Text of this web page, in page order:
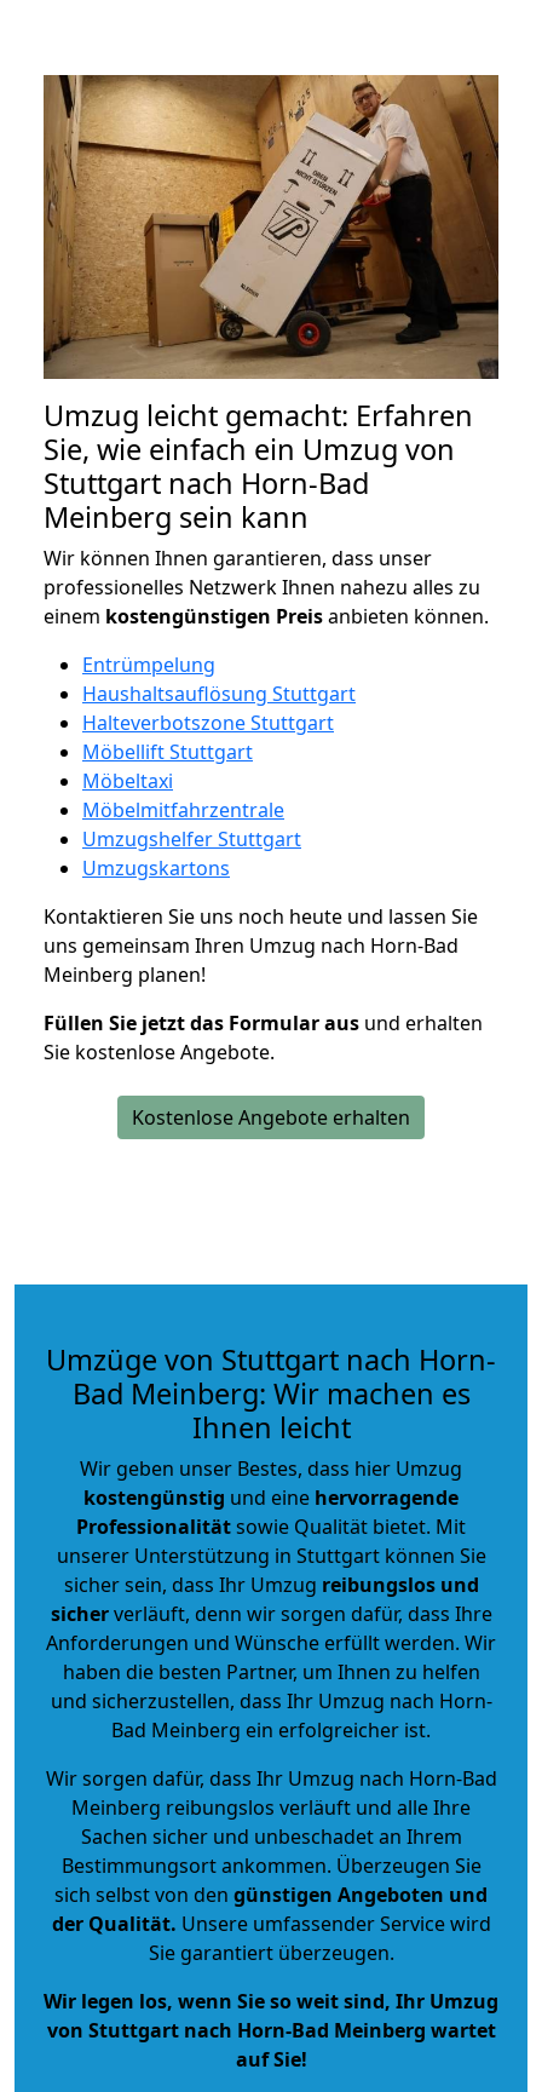
Umzug leicht gemacht: Erfahren
Sie, wie einfach ein Umzug von
Stuttgart nach Horn-Bad
Meinberg sein kann
Wir können Ihnen garantieren, dass unser
professionelles Netzwerk Ihnen nahezu alles zu
einem kostengünstigen Preisanbieten können.
Entrümpelung
Haushaltsauflösung Stuttgart
Halteverbotszone Stuttgart
Möbellift Stuttgart
Möbeltaxi
Möbelmitfahrzentrale
Umzugshelfer Stuttgart
Umzugskartons
Kontaktieren Sie uns noch heute und lassen Sie
uns gemeinsam Ihren Umzug nach Horn-Bad
Meinberg planen!
Füllen Sie jetzt das Formular aus und erhalten
Sie kostenlose Angebote.
Kostenlose Angebote erhalten
Umzüge von Stuttgart nach Horn-
Bad Meinberg: Wir machen es
Ihnen leicht
Wir geben unser Bestes, dass hier Umzug
kostengünstig und eine hervorragende
Professionalitätsowie Qualität bietet. Mit
unserer Unterstützung in Stuttgart können Sie
sicher sein, dass Ihr Umzug reibungslos und
sicherverläuft, denn wir sorgen dafür, dass Ihre
Anforderungen und Wünsche erfüllt werden. Wir
haben die besten Partner, um Ihnen zu helfen
und sicherzustellen, dass Ihr Umzug nach Horn-
Bad Meinberg ein erfolgreicher ist.
Wir sorgen dafür, dass Ihr Umzug nach Horn-Bad
Meinberg reibungslos verläuft und alle Ihre
Sachen sicher und unbeschadet an Ihrem
Bestimmungsort ankommen. Überzeugen Sie
sich selbst von den günstigen Angeboten und
der Qualität. Unsere umfassender Service wird
Sie garantiert überzeugen.
Wir legen los, wenn Sie so weit sind, Ihr Umzug
von Stuttgart nach Horn-Bad Meinberg wartet
auf Sie!